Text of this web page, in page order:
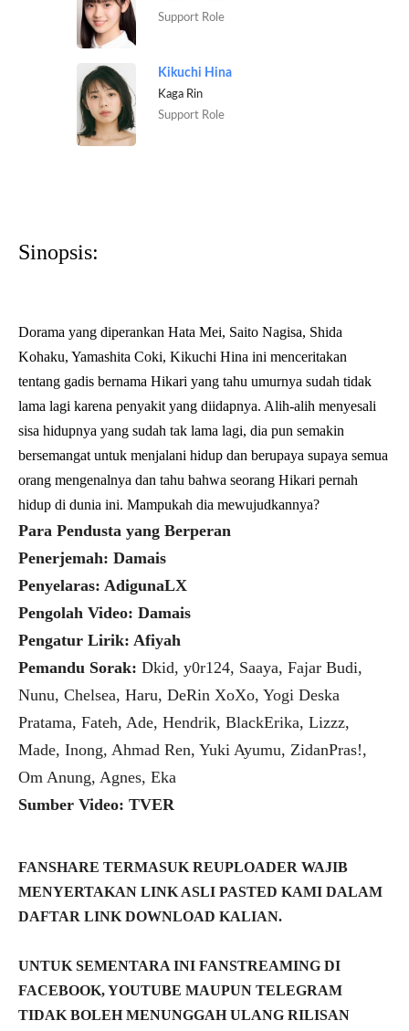
Support Role
Kikuchi Hina
Kaga Rin
Support Role
Sinopsis:
Dorama yang diperankan Hata Mei, Saito Nagisa, Shida
Kohaku, Yamashita Coki, Kikuchi Hina ini menceritakan
tentang gadis bernama Hikari yang tahu umurnya sudah tidak
lama lagi karena penyakit yang diidapnya. Alih-alih menyesali
sisa hidupnya yang sudah tak lama lagi, dia pun semakin
bersemangat untuk menjalani hidup dan berupaya supaya semua
orang mengenalnya dan tahu bahwa seorang Hikari pernah
hidup di dunia ini. Mampukah dia mewujudkannya?
Para Pendusta yang Berperan
Penerjemah: Damais
Penyelaras: AdigunaLX
Pengolah Video: Damais
Pengatur Lirik: Afiyah
Pemandu Sorak: Dkid, y0r124, Saaya, Fajar Budi,
Nunu, Chelsea, Haru, DeRin XoXo, Yogi Deska
Pratama, Fateh, Ade, Hendrik, BlackErika, Lizzz,
Made, Inong, Ahmad Ren, Yuki Ayumu, ZidanPras!,
Om Anung, Agnes, Eka
Sumber Video: TVER
FANSHARE TERMASUK REUPLOADER WAJIB
MENYERTAKAN LINK ASLI PASTED KAMI DALAM
DAFTAR LINK DOWNLOAD KALIAN.
UNTUK SEMENTARA INI FANSTREAMING DI
FACEBOOK, YOUTUBE MAUPUN TELEGRAM
TIDAK BOLEH MENUNGGAH ULANG RILISAN